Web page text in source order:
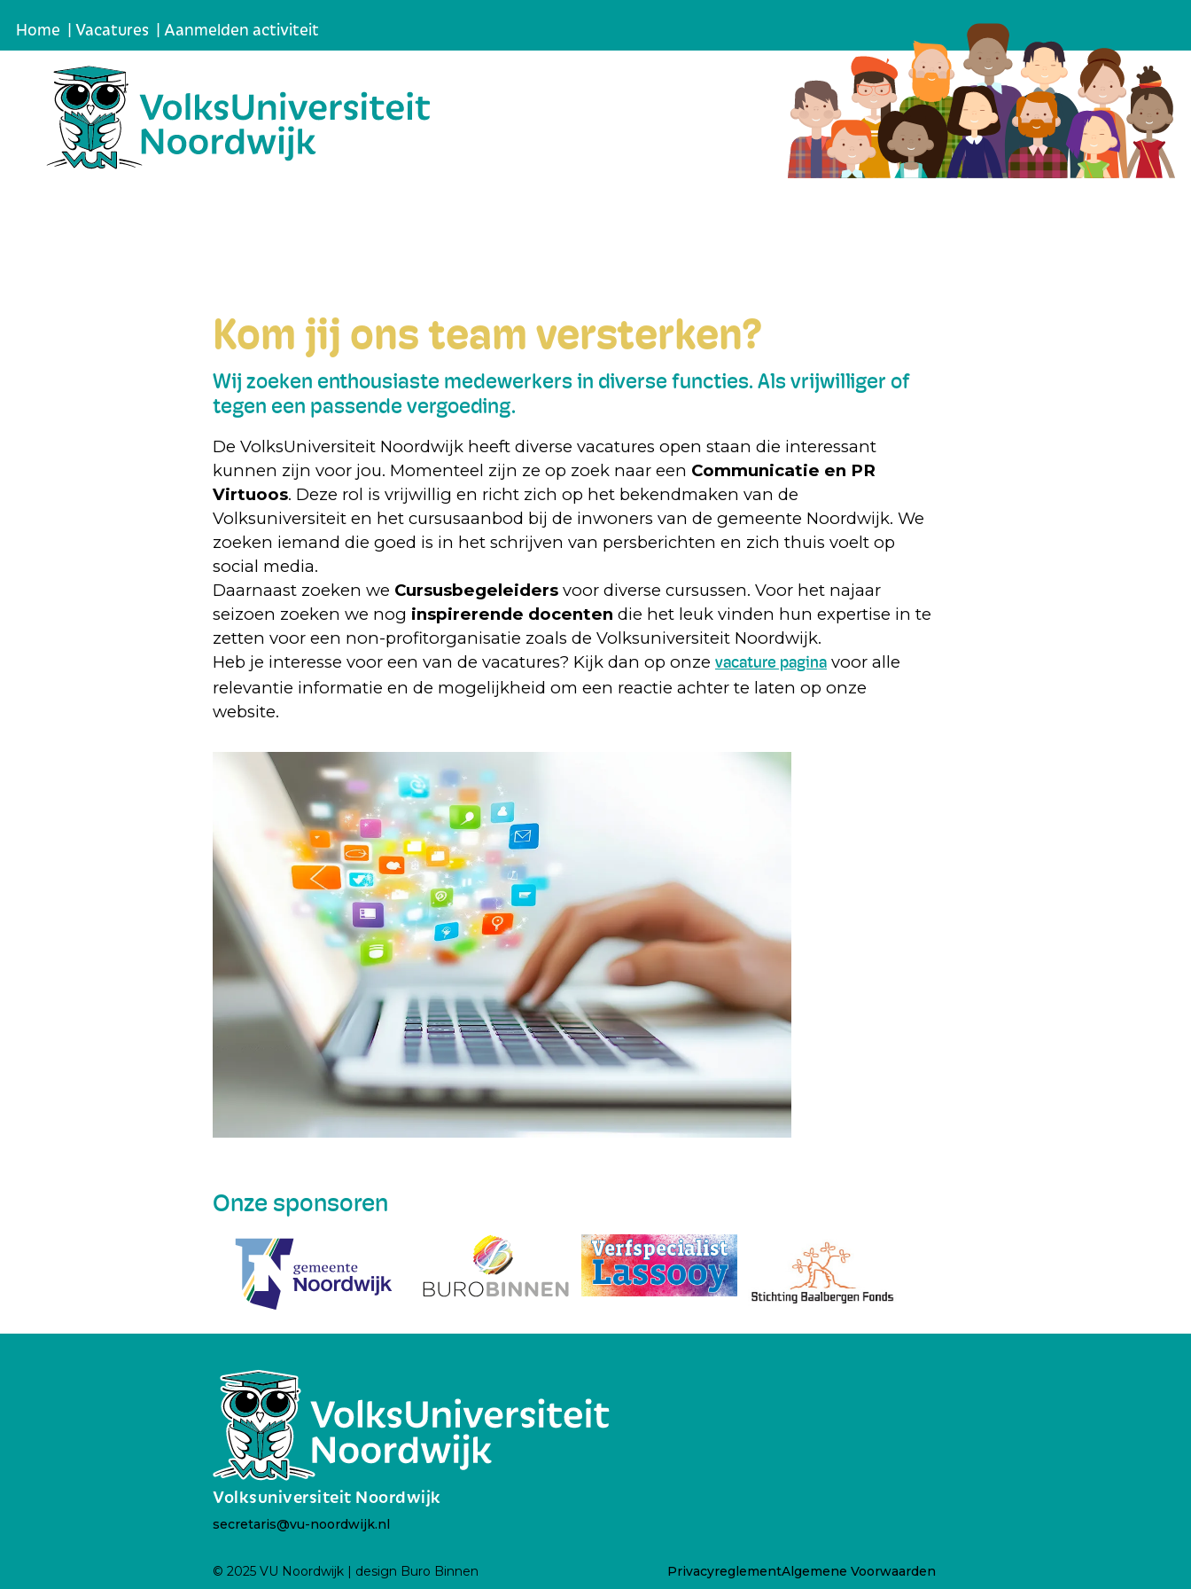
Home | Vacatures | Aanmelden activiteit
Kom jij ons team versterken?
Wij zoeken enthousiaste medewerkers in diverse functies. Als vrijwilliger of
tegen een passende vergoeding.
De VolksUniversiteit Noordwijk heeft diverse vacatures open staan die interessant
kunnen zijn voor jou. Momenteel zijn ze op zoek naar een Communicatie en PR
Virtuoos. Deze rol is vrijwillig en richt zich op het bekendmaken van de
Volksuniversiteit en het cursusaanbod bij de inwoners van de gemeente Noordwijk. We
zoeken iemand die goed is in het schrijven van persberichten en zich thuis voelt op
social media.
Daarnaast zoeken we Cursusbegeleiders voor diverse cursussen. Voor het najaar
seizoen zoeken we nog inspirerende docenten die het leuk vinden hun expertise in te
zetten voor een non-profitorganisatie zoals de Volksuniversiteit Noordwijk.
Heb je interesse voor een van de vacatures? Kijk dan op onze vacature pagina voor alle
relevantie informatie en de mogelijkheid om een reactie achter te laten op onze
website.
Onze sponsoren
Volksuniversiteit Noordwijk
secretaris@vu-noordwijk.nl
© 2025 VU Noordwijk | design Buro Binnen PrivacyreglementAlgemene Voorwaarden